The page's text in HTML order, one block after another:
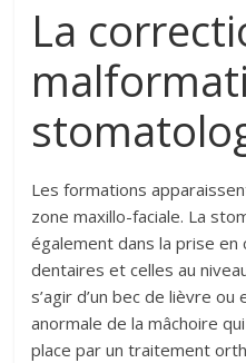
La
Les formations
zone maxillo-faciale. La
également dans la prise
dentaires et celles au
s’agir d’un bec de lièvre ou
anormale de la mâchoire
place par un traitement